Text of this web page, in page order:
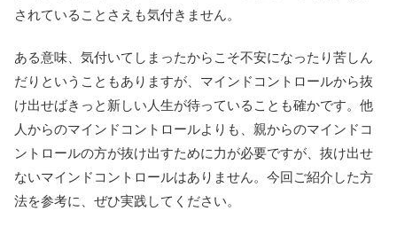
されていることさえも気付きません。
ある意味、気付いてしまったからこそ不安になったり苦しん
だりということもありますが、マインドコントロールから抜
け出せばきっと新しい人生が待っていることも確かです。他
人からのマインドコントロールよりも、親からのマインドコ
ントロールの方が抜け出すために力が必要ですが、抜け出せ
ないマインドコントロールはありません。今回ご紹介した方
法を参考に、ぜひ実践してください。